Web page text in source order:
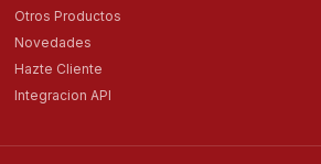
Otros Productos
Novedades
Hazte Cliente
Integracion API